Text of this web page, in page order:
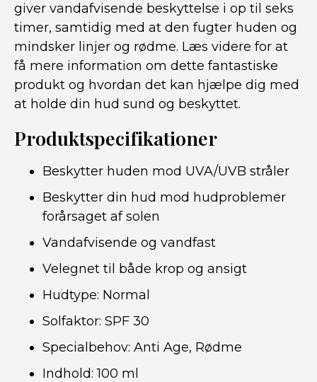
giver vandafvisende beskyttelse i op til seks
timer, samtidig med at den fugter huden og
mindsker linjer og rødme. Læs videre for at
få mere information om dette fantastiske
produkt og hvordan det kan hjælpe dig med
at holde din hud sund og beskyttet.
Produktspecifikationer
Beskytter huden mod UVA/UVB stråler
Beskytter din hud mod hudproblemer
forårsaget af solen
Vandafvisende og vandfast
Velegnet til både krop og ansigt
Hudtype: Normal
Solfaktor: SPF 30
Specialbehov: Anti Age, Rødme
Indhold: 100 ml